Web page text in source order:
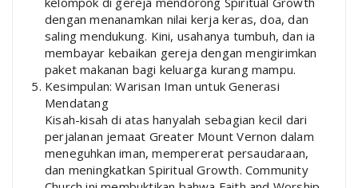
dengan menanamkan nilai kerja keras, doa, dan
saling mendukung. Kini, usahanya tumbuh, dan ia
membayar kebaikan gereja dengan mengirimkan
paket makanan bagi keluarga kurang mampu.
Kesimpulan: Warisan Iman untuk Generasi
Mendatang
Kisah-kisah di atas hanyalah sebagian kecil dari
perjalanan jemaat Greater Mount Vernon dalam
meneguhkan iman, mempererat persaudaraan,
dan meningkatkan Spiritual Growth. Community